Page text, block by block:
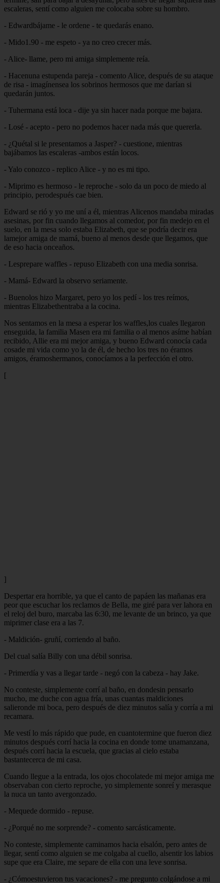
escaleras, sentí como alguien me colocaba sobre su hombro.
- Edwardbájame - le ordene - te quedarás enano.
- Mido1.90 - me espeto - ya no creo crecer más.
- Alice- llame, pero mi amiga simplemente reía.
- Hacenuna estupenda pareja - comento Alice, después de su ataque
de risa - imagínensea los sobrinos hermosos que me darían si
quedarán juntos.
- Tuhermana está loca - dije ya sin hacer nada porque me bajara.
- Losé - acepto - pero no podemos hacer nada más que quererla.
- ¿Quétal si le presentamos a Jasper? - cuestione, mientras
bajábamos las escaleras -ambos están locos.
- Yalo conozco - replico Alice - y no es mi tipo.
- Miprimo es hermoso - le reproche - solo da un poco de miedo al
principio, perodespués cae bien.
Edward se rió y yo me uní a él, mientras Alicenos mandaba miradas
asesinas, por fin cuando llegamos al comedor, por fin medejo en el
suelo, en la mesa solo estaba Elizabeth, que se podría decir era
lamejor amiga de mamá, bueno al menos desde que llegamos, que
de eso hacia onceaños.
- Lesprepare waffles - repuso Elizabeth con una media sonrisa.
- Mamá- Edward la observo seriamente.
- Buenolos hizo Margaret, pero yo los pedí - los tres reímos,
mientras Elizabethentraba a la cocina.
Nos sentamos en la mesa a esperar los waffles,los cuales llegaron
enseguida, la familia Masen era mi familia o al menos asíme habían
recibido, Allie era mi mejor amiga, y bueno Edward conocía cada
cosade mi vida como yo la de él, de hecho los tres no éramos
amigos, éramoshermanos, conocíamos a la perfección el otro.
[
]
Despertar era horrible, ya que el canto de papáen las mañanas era
peor que escuchar los reclamos de Bella, me giré para ver lahora en
el reloj del buro, marcaba las 6:30, me levante de un brinco, ya que
miprimer clase era a las 7.
- Maldición- gruñí, corriendo al baño.
Del cual salía Billy con una débil sonrisa.
- Primerdía y vas a llegar tarde - negó con la cabeza - hay Jake.
No conteste, simplemente corrí al baño, en dondesin pensarlo
mucho, me duche con agua fría, unas cuantas maldiciones
salieronde mi boca, pero después de diez minutos salía y corría a mi
recamara.
Me vestí lo más rápido que pude, en cuantotermine que fueron diez
minutos después corrí hacia la cocina en donde tome unamanzana,
después corrí hacia la escuela, que gracias al cielo estaba
bastantecerca de mi casa.
Cuando llegue a la entrada, los ojos chocolatede mi mejor amiga me
observaban con cierto reproche, yo simplemente sonreí y merasque
la nuca un tanto avergonzado.
- Mequede dormido - repuse.
- ¿Porqué no me sorprende? - comento sarcásticamente.
No conteste, simplemente caminamos hacia elsalón, pero antes de
llegar, sentí como alguien se me colgaba al cuello, alsentir los labios
supe que era Claire, me separe de ella con una leve sonrisa.
- ¿Cómoestuvieron tus vacaciones? - me pregunto colgándose a mi